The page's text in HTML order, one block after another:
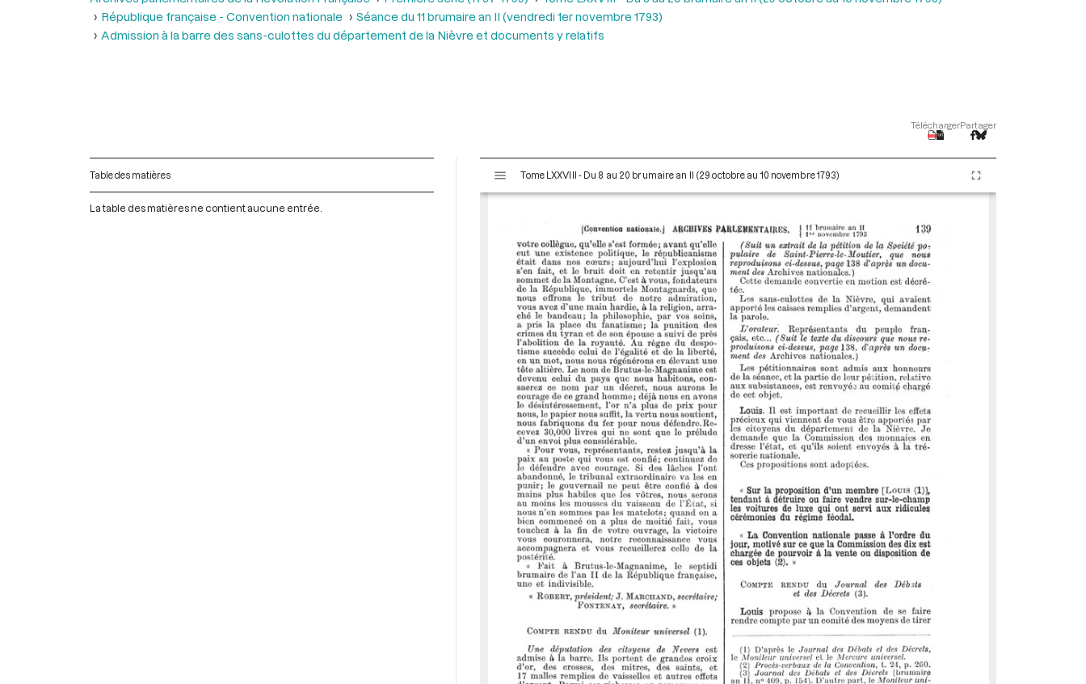
République française - Convention nationale
Séance du 11 brumaire an II (vendredi 1er novembre 1793)
Admission à la barre des sans-culottes du département de la Nièvre et documents y relatifs
TéléchargerPartager
Table des matières
La table des matières ne contient aucune entrée.
s
Tome LXXVIII - Du 8 au 20 brumaire an II (29 octobre au 10 novembre 1793)